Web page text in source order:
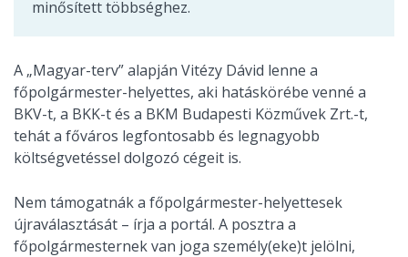
minősített többséghez.
A „Magyar-terv” alapján Vitézy Dávid lenne a
főpolgármester-helyettes, aki hatáskörébe venné a
BKV-t, a BKK-t és a BKM Budapesti Közművek Zrt.-t,
tehát a főváros legfontosabb és legnagyobb
költségvetéssel dolgozó cégeit is.
Nem támogatnák a főpolgármester-helyettesek
újraválasztását – írja a portál. A posztra a
főpolgármesternek van joga személy(eke)t jelölni,